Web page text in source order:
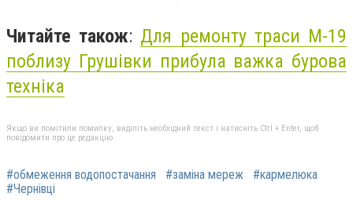
Читайте також: Для ремонту траси М-19
поблизу Грушівки прибула важка бурова
техніка
Якщо ви помітили помилку, виділіть необхідний текст і натисніть Ctrl + Enter, щоб
повідомити про це редакцію
#обмеження водопостачання #заміна мереж
#кармелюка
#Чернівці